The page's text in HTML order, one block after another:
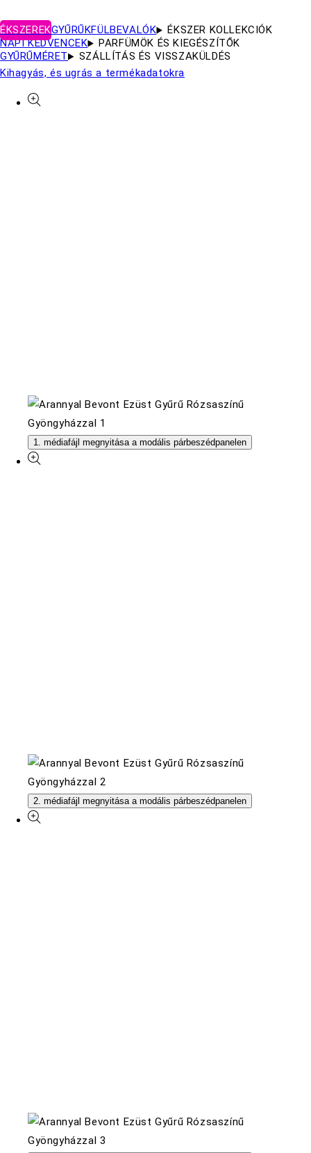
ÉKSZEREKGYŰRŰKFÜLBEVALÓK
ÉKSZER KOLLEKCIÓK
NAPI KEDVENCEK
PARFÜMÖK ÉS KIEGÉSZÍTŐK
GYŰRŰMÉRET
SZÁLLÍTÁS ÉS VISSZAKÜLDÉS
Kihagyás, és ugrás a termékadatokra
1. médiafájl megnyitása a modális párbeszédpanelen
2. médiafájl megnyitása a modális párbeszédpanelen